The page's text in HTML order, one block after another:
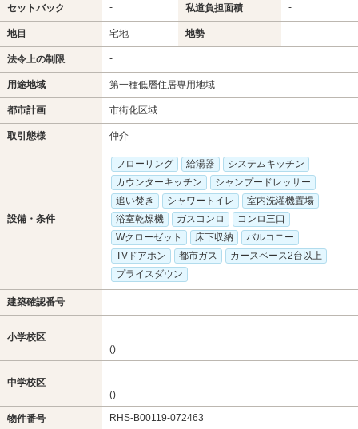
セットバック - 私道負担面積 -
地目 宅地 地勢
法令上の制限 -
用途地域 第一種低層住居専用地域
都市計画 市街化区域
取引態様 仲介
設備・条件
フローリング 給湯器
システムキッチン
カウンターキッチン
シャンプードレッサー
追い焚き
シャワートイレ
室内洗濯機置場
浴室乾燥機
ガスコンロ
コンロ三口
Wクローゼット
床下収納
バルコニー
TVドアホン
都市ガス
カースペース2台以上
プライスダウン
建築確認番号
小学校区
()
中学校区
()
物件番号 RHS-B00119-072463